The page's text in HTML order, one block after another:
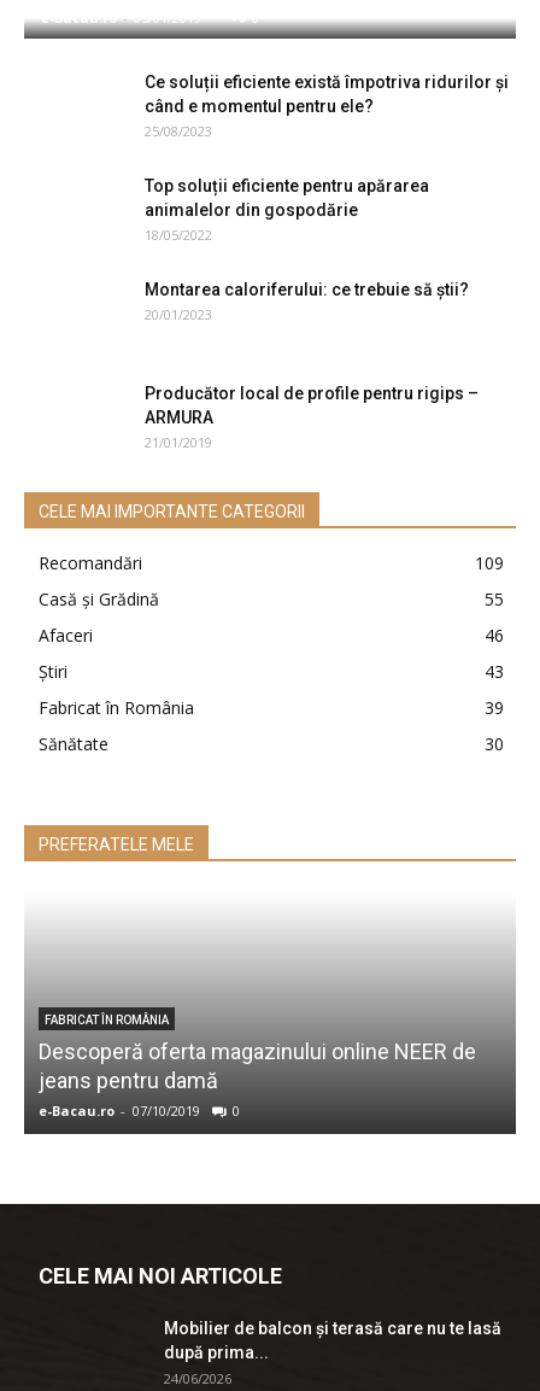
e-Bacau.ro - 05/01/2019 0
Ce soluții eficiente există împotriva ridurilor și
când e momentul pentru ele?
25/08/2023
Top soluții eficiente pentru apărarea
animalelor din gospodărie
18/05/2022
Montarea caloriferului: ce trebuie să știi?
20/01/2023
Producător local de profile pentru rigips –
ARMURA
21/01/2019
CELE MAI IMPORTANTE CATEGORII
Recomandări
109
Casă şi Grădină
55
Afaceri
46
Ştiri
43
Fabricat în România
39
Sănătate
30
PREFERATELE MELE
FABRICAT ÎN ROMÂNIA
Descoperă oferta magazinului online NEER de
jeans pentru damă
e-Bacau.ro - 07/10/2019 0
CELE MAI NOI ARTICOLE
Mobilier de balcon și terasă care nu te lasă
după prima...
24/06/2026